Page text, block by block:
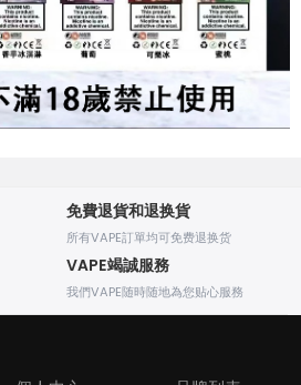
免費退貨和退换貨
所有VAPE訂單均可免费退换货
VAPE竭誠服務
我們VAPE随時随地為您贴心服務